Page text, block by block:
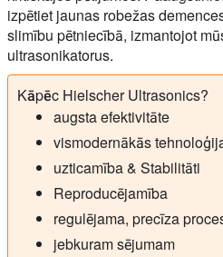
izpētiet jaunas robežas
slimību pētniecībā, izmantojot
ultrasonikatorus.
Kāpēc Hielscher Ultrasonics?
augsta efektivitāte
vismodernākās
uzticamība & Stabilitāti
Reproducējamība
regulējama, precīza
jebkuram sējumam